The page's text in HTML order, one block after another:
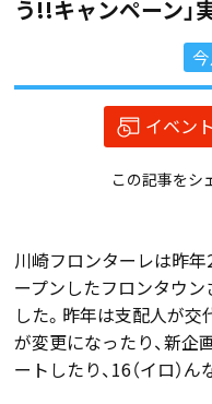
う!!キャンペーン」
イベン
この記事をシ
川崎フロンターレは昨年
ープンしたフロンタウン
した。昨年は支配人が交
が変更になったり、新企
ートしたり、16（イロ）